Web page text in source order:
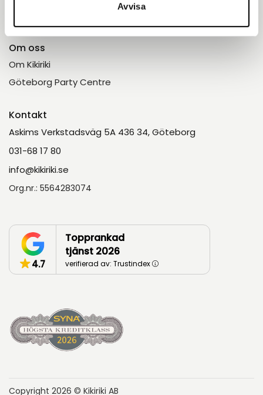
Avvisa
Kontakt
Om oss
Om Kikiriki
Göteborg Party Centre
Kontakt
Askims Verkstadsväg 5A 436 34, Göteborg
031-68 17 80
info@kikiriki.se
Org.nr.: 5564283074
4.7
Topprankad
tjänst 2026
verifierad av: Trustindex
Copyright 2026 © Kikiriki AB